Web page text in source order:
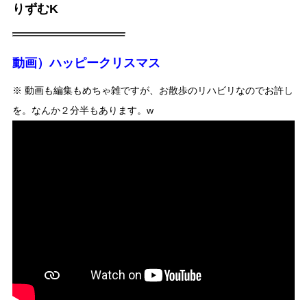
りずむK
動画）ハッピークリスマス
※ 動画も編集もめちゃ雑ですが、お散歩のリハビリなのでお許し
を。なんか２分半もあります。w